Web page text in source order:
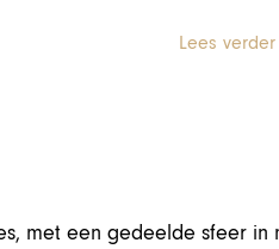
Lees
met een gedeelde sfeer